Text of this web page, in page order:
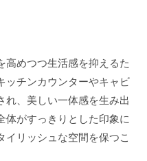
高めつつ生活感を抑えるた
ッチンカウンターやキャビ
れ、美しい一体感を生み出
体がすっきりとした印象に
イリッシュな空間を保つこ